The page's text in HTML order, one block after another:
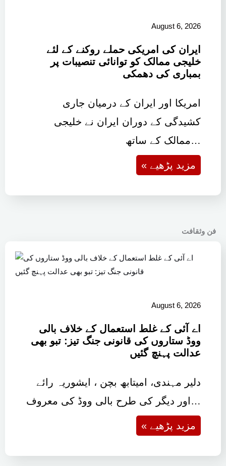
August 6, 2026
ایران کی امریکی حملے روکنے کے لئے
خلیجی ممالک کو توانائی تنصیبات پر
بمباری کی دھمکی
امریکا اور ایران کے درمیان جاری
کشیدگی کے دوران ایران نے خلیجی
ممالک کے ساتھ…
« مزید پڑھیے
فن وثقافت
August 6, 2026
اے آئی کے غلط استعمال کے خلاف بالی
ووڈ ستاروں کی قانونی جنگ تیز: تبو بھی
عدالت پہنچ گئیں
دلیر مہندی، امیتابھ بچن ، ایشوریہ رائے
اور دیگر کی طرح بالی ووڈ کی معروف…
« مزید پڑھیے